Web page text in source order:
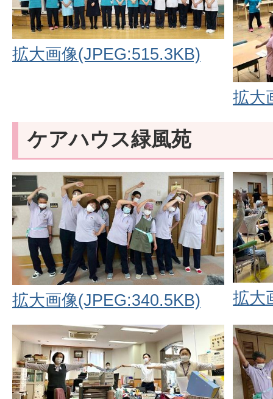
拡大画像(JPEG:515.3KB)
拡大
ケアハウス緑風苑
拡大画像(JPEG:340.5KB) 拡大